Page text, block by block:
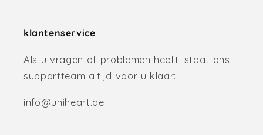
klantenservice
Als u vragen of problemen heeft, staat ons
supportteam altijd voor u klaar:
info@uniheart.de